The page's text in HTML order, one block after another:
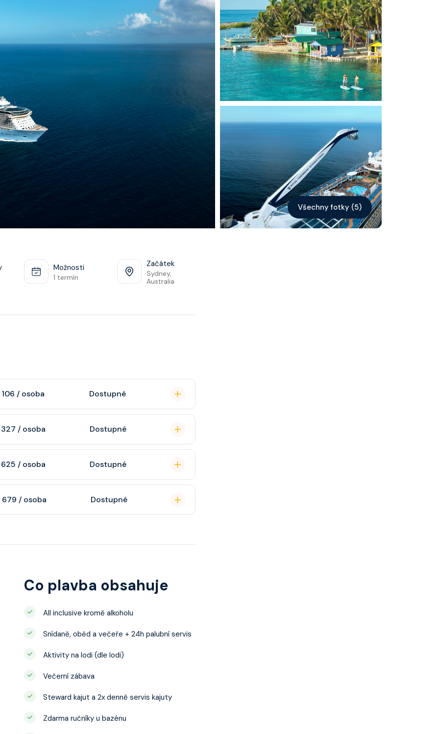
Kontakt
Vyhledat plavbu
Všechny fotky (5)
Možnosti
1 termín
Začátek
Sydney,
Australia
106 / osoba Dostupné
koupelnu se
TV, rádio,
327 / osoba Dostupné
výhledem dle
625 / osoba Dostupné
koupelnu
TV,
679 / osoba Dostupné
šatnu,
Co plavba obsahuje
All inclusive kromě alkoholu
Snídaně, oběd a večeře + 24h palubní servis
Aktivity na lodi (dle lodi)
Večerní zábava
Steward kajut a 2x denně servis kajuty
Zdarma ručníky u bazénu